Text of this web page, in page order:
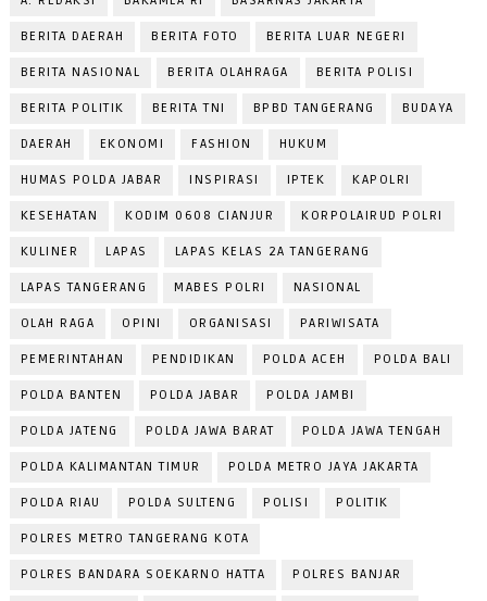
BERITA DAERAH BERITA FOTO BERITA LUAR NEGERI
BERITA NASIONAL BERITA OLAHRAGA BERITA POLISI
BERITA POLITIK BERITA TNI BPBD TANGERANG BUDAYA
DAERAH EKONOMI FASHION HUKUM
HUMAS POLDA JABAR INSPIRASI IPTEK KAPOLRI
KESEHATAN KODIM 0608 CIANJUR KORPOLAIRUD POLRI
KULINER LAPAS LAPAS KELAS 2A TANGERANG
LAPAS TANGERANG MABES POLRI NASIONAL
OLAH RAGA OPINI ORGANISASI PARIWISATA
PEMERINTAHAN PENDIDIKAN POLDA ACEH POLDA BALI
POLDA BANTEN POLDA JABAR POLDA JAMBI
POLDA JATENG POLDA JAWA BARAT POLDA JAWA TENGAH
POLDA KALIMANTAN TIMUR POLDA METRO JAYA JAKARTA
POLDA RIAU POLDA SULTENG POLISI POLITIK
POLRES METRO TANGERANG KOTA
POLRES BANDARA SOEKARNO HATTA POLRES BANJAR